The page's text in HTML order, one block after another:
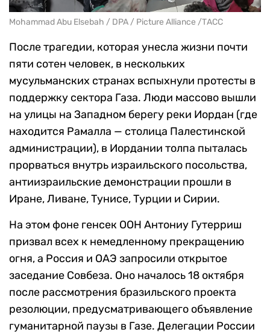
Mohammad Abu Elsebah / DPA / Picture Alliance /ТАСС
После трагедии, которая унесла жизни почти
пяти сотен человек, в нескольких
мусульманских странах вспыхнули протесты в
поддержку сектора Газа. Люди массово вышли
на улицы на Западном берегу реки Иордан (где
находится Рамалла — столица Палестинской
администрации), в Иордании толпа пыталась
прорваться внутрь израильского посольства,
антиизраильские демонстрации прошли в
Иране, Ливане, Тунисе, Турции и Сирии.
На этом фоне генсек ООН Антониу Гутерриш
призвал всех к немедленному прекращению
огня, а Россия и ОАЭ запросили открытое
заседание Совбеза. Оно началось 18 октября
после рассмотрения бразильского проекта
резолюции, предусматривающего объявление
гуманитарной паузы в Газе. Делегации России